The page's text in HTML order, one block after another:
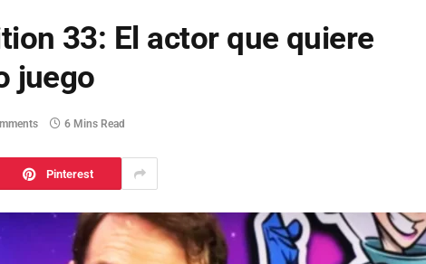
33: El actor que quiere
juego
6 Mins Read
Pinterest